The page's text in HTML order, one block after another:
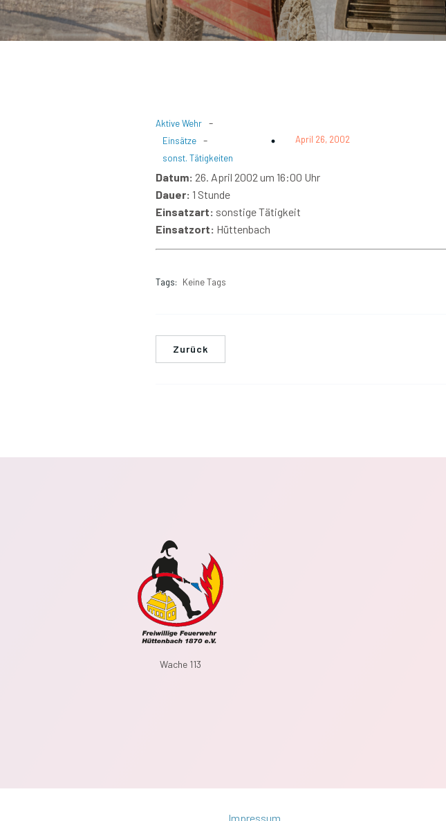
Aktive Wehr -
Einsätze -
sonst. Tätigkeiten
April 26, 2002
Datum: 26. April 2002 um 16:00 Uhr
Dauer: 1 Stunde
Einsatzart: sonstige Tätigkeit
Einsatzort: Hüttenbach
Tags: Keine Tags
Zurück
Wache 113
Impressum